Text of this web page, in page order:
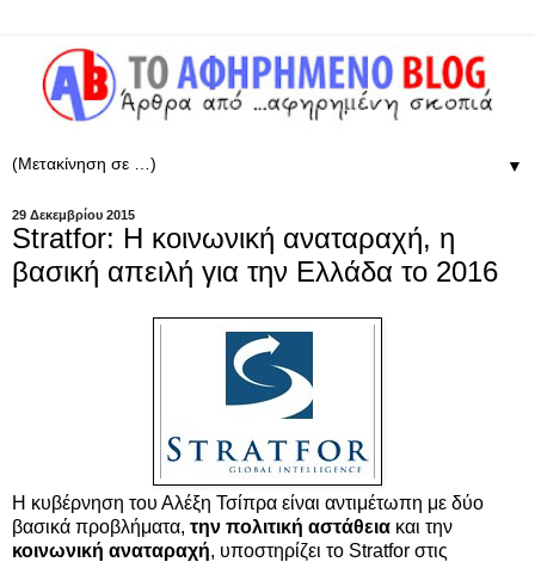
▼
29 Δεκεμβρίου 2015
Stratfor: Η κοινωνική αναταραχή, η
βασική απειλή για την Ελλάδα το 2016
Η κυβέρνηση του Αλέξη Τσίπρα είναι αντιμέτωπη με δύο
βασικά προβλήματα, την πολιτική αστάθεια και την
κοινωνική αναταραχή, υποστηρίζει το Stratfor στις